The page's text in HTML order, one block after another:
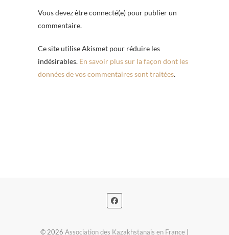
Vous devez être connecté(e) pour publier un
commentaire.
Ce site utilise Akismet pour réduire les
indésirables. En savoir plus sur la façon dont les
données de vos commentaires sont traitées.
© 2026 Association des Kazakhstanais en France